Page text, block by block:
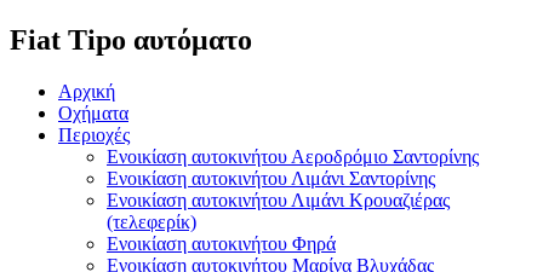
Fiat Tipo αυτόματο
Αρχική
Οχήματα
Περιοχές
Ενοικίαση αυτοκινήτου Αεροδρόμιο Σαντορίνης
Ενοικίαση αυτοκινήτου Λιμάνι Σαντορίνης
Ενοικίαση αυτοκινήτου Λιμάνι Κρουαζιέρας
(τελεφερίκ)
Ενοικίαση αυτοκινήτου Φηρά
Ενοικίαση αυτοκινήτου Μαρίνα Βλυχάδας